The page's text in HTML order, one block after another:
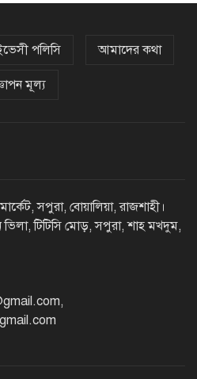
দেখা ৫ আগস্ট গণউল্লাসে বদলে যায়
রাজধানী
অভিযোগ
পলিসি আমাদের কথা
মূল্য
সপুরা, বোয়ালিয়া, রাজশাহী।
ভিলা, টিটিসি মোড়, সপুরা, শাহ মখদুম,
,